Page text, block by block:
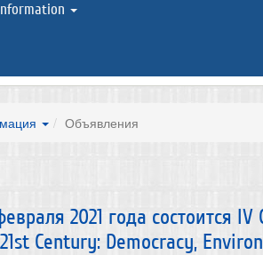
Объявления
2021 года состоится
Century: Democracy,